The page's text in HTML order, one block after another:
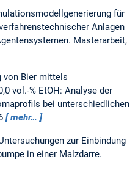
für
Anlagen
Masterarbeit,
von Bier mittels
vol.-% EtOH: Analyse der
bei unterschiedlichen
mehr…
zur Einbindung
in einer Malzdarre.